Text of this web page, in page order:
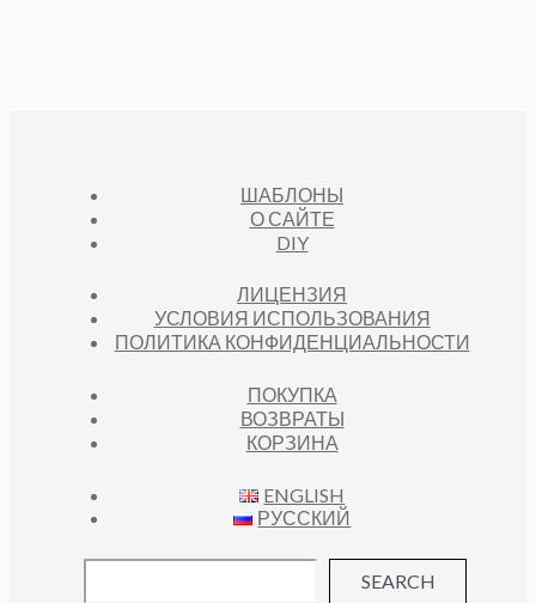
ШАБЛОНЫ
О САЙТЕ
DIY
ЛИЦЕНЗИЯ
УСЛОВИЯ ИСПОЛЬЗОВАНИЯ
ПОЛИТИКА КОНФИДЕНЦИАЛЬНОСТИ
ПОКУПКА
ВОЗВРАТЫ
КОРЗИНА
ENGLISH
РУССКИЙ
SEARCH